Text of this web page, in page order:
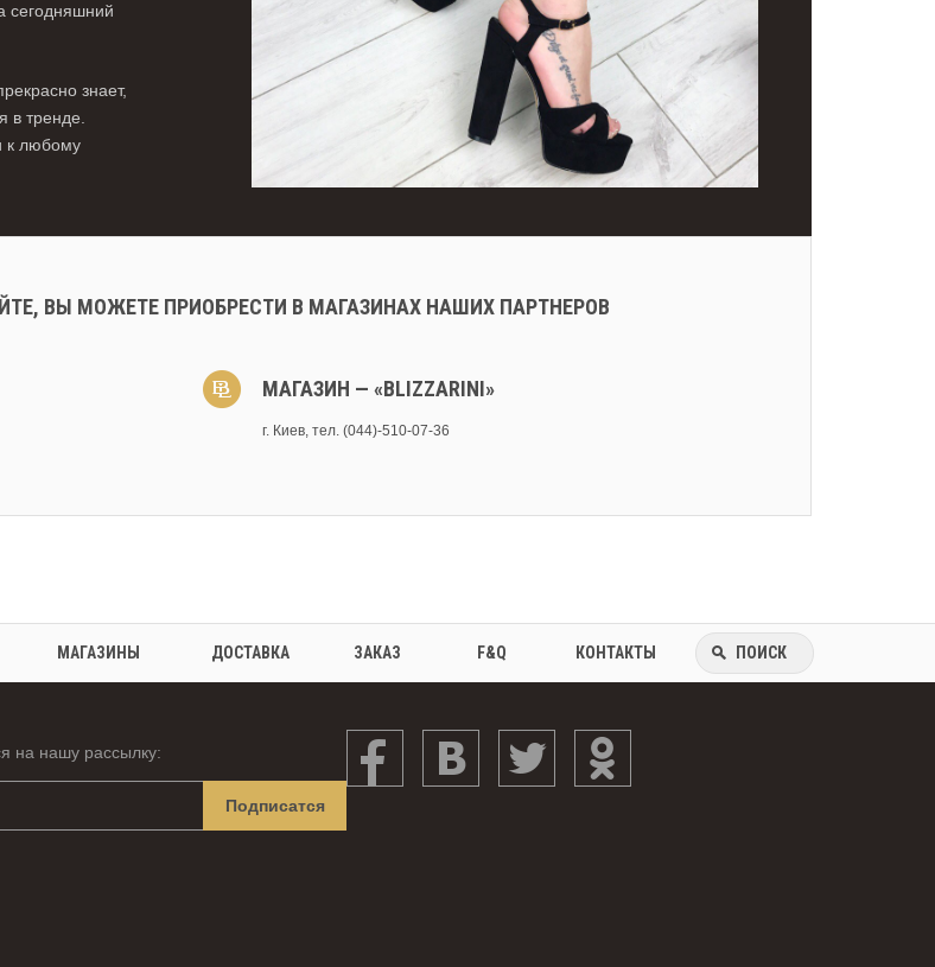
сегодняшний
знает,
в тренде.
к любому
ВЫ МОЖЕТЕ ПРИОБРЕСТИ В МАГАЗИНАХ НАШИХ ПАРТНЕРОВ
МАГАЗИН — «BLIZZARINI»
г. Киев, тел. (044)-510-07-36
МАГАЗИНЫ ДОСТАВКА ЗАКАЗ F&Q КОНТАКТЫ
на нашу рассылку:
Подписатся